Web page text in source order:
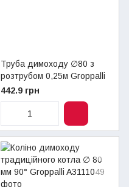
Труба димоходу ∅80 з
розтрубом 0,25м Groppalli
442.9 грн